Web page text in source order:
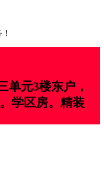
单元3楼东户，
学区房。精装